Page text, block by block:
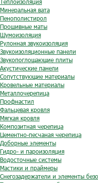
Теплоизоляция
Минеральная вата
Пенополистирол
Прошивные маты
Шумоизоляция
Рулонная звукоизоляция
Звукоизоляционные панели
Звукопоглощающие плиты
Акустические панели
Сопутствующие материалы
Кровельные материалы
Металлочерепица
Профнастил
Фальцевая кровля
Мягкая кровля
Композитная черепица
Цементно-песчаная черепица
Доборные элементы
Гидро- и пароизоляция
Водосточные системы
Мастики и праймеры
Снегозадержатели и элементы